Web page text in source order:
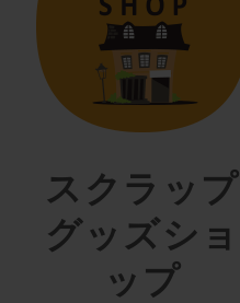
スクラップ
グッズショ
ップ